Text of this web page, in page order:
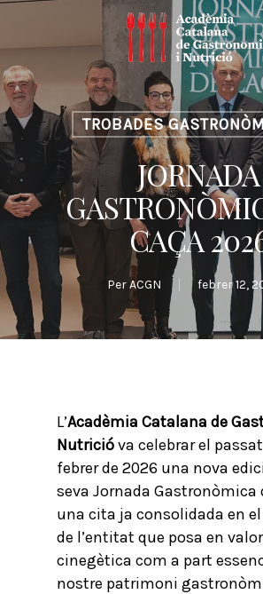
TROBADES
JORNADA
CAÇA
PerACGN febrer 12,
L’Acadèmia Catalana de
Nutricióva celebrar el
febrer de 2026 una nova
seva Jornada Gastronòmica
una cita ja consolidada en
de l’entitat que posa en
cinegètica com a part
nostre patrimoni